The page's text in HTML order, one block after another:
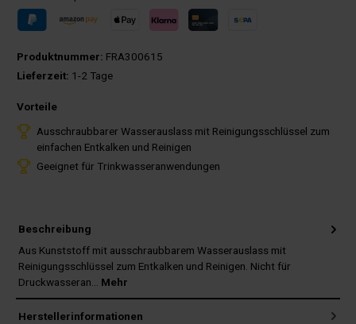
Produktnummer: FRA300615
Lieferzeit: 1-2 Tage
Vorteile
Ausschraubbarer Wasserauslass mit Reinigungsschlüssel zum
einfachen Entkalken und Reinigen
Geeignet für Trinkwasseranwendungen
Beschreibung
Aus Kunststoff mit ausschraubbarem Wasserauslass mit
Reinigungsschlüssel zum Entkalken und Reinigen. Nicht für
Druckwasseran… Mehr
Herstellerinformationen